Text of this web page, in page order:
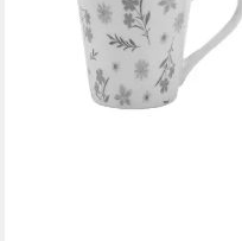
lieferbar - in 2-3 Werktagen bei dir